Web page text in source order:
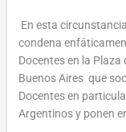
En esta
condena
Docentes en la Plaza
Buenos Aires que
Docentes en
Argentinos y ponen